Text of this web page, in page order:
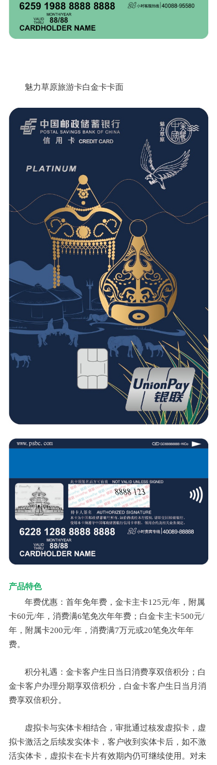
魅力草原旅游卡白金卡卡面
产品特色
年费优惠：首年免年费，金卡主卡125元/年，附属
卡60元/年，消费满6笔免次年年费；白金卡主卡500元/
年，附属卡200元/年，消费满7万元或20笔免次年年
费。
积分礼遇：金卡客户生日当日消费享双倍积分；白
金卡客户办理分期享双倍积分，白金卡客户生日当月消
费享双倍积分。
虚拟卡与实体卡相结合，审批通过核发虚拟卡，虚
拟卡激活之后续发实体卡，客户收到实体卡后，如不激
活实体卡，虚拟卡在卡片有效期内仍可继续使用。对未